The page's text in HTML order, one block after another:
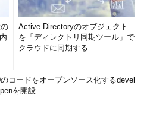
Active Directoryのオブジェクト
を「ディレクトリ同期ツール」で
クラウドに同期する
コードをオープンソース化するdevel
を開設